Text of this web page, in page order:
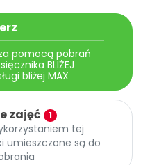
pomocą pobrań
BLIŻEJ
bliżej MAX
zajęć 1
tej
umieszczone są do